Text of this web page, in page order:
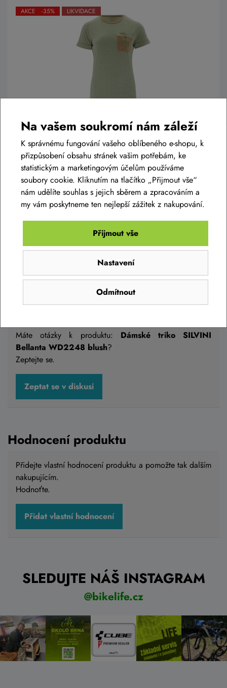
Dámské triko SILVINI Calvisia WD2259 olive-
tiger
AKCE -35% LIKVIDACE
1 199 Kč
779 Kč
Skladem eshop
, ,L, XXL
Detail
Diskuse k produktu
Máte otázky k produktu: Dámské triko SILVINI
Bellanta WD2248 blush?
Zeptejte se.
Zeptat se v diskusi
Hodnocení produktu
Přidejte vlastní hodnocení produktu a pomožte tak dalším
nakupujícím.
Hodnoťte.
Přidat vlastní hodnocení
SLEDUJTE NÁŠ INSTAGRAM
@bikelife.cz
Na vašem soukromí nám záleží
K správnému fungování vašeho oblíbeného e-shopu, k
přizpůsobení obsahu stránek vašim potřebám, ke
statistickým a marketingovým účelům používáme
soubory cookie. Kliknutím na tlačítko „Přijmout vše“
nám udělíte souhlas s jejich sběrem a zpracováním a
my vám poskytneme ten nejlepší zážitek z nakupování.
Odmítnout
Nastavení
Přijmout vše